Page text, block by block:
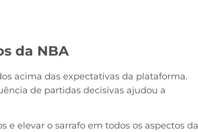
da NBA
acima das expectativas da plataforma.
de partidas decisivas ajudou a
e elevar o sarrafo em todos os aspectos da